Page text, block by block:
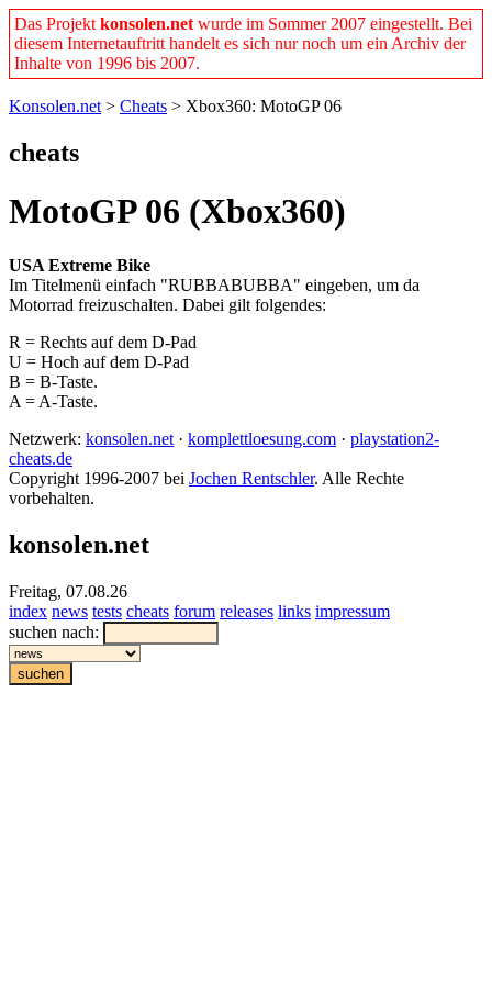
Das Projekt konsolen.net wurde im Sommer 2007 eingestellt. Bei
diesem Internetauftritt handelt es sich nur noch um ein Archiv der
Inhalte von 1996 bis 2007.
Konsolen.net > Cheats > Xbox360: MotoGP 06
cheats
MotoGP 06 (Xbox360)
USA Extreme Bike
Im Titelmenü einfach "RUBBABUBBA" eingeben, um da
Motorrad freizuschalten. Dabei gilt folgendes:
R = Rechts auf dem D-Pad
U = Hoch auf dem D-Pad
B = B-Taste.
A = A-Taste.
Netzwerk: konsolen.net · komplettloesung.com · playstation2-
cheats.de
Copyright 1996-2007 bei Jochen Rentschler. Alle Rechte
vorbehalten.
konsolen.net
Freitag, 07.08.26
index news tests cheats forum releases links impressum
suchen nach: